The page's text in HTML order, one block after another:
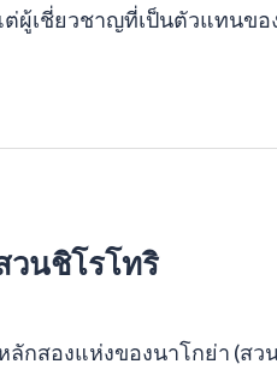
ผู้เชี่ยวชาญที่เป็นตัวแทนขอ
วนชิโรโทริ
กสองแห่งของนาโกย่า (ส